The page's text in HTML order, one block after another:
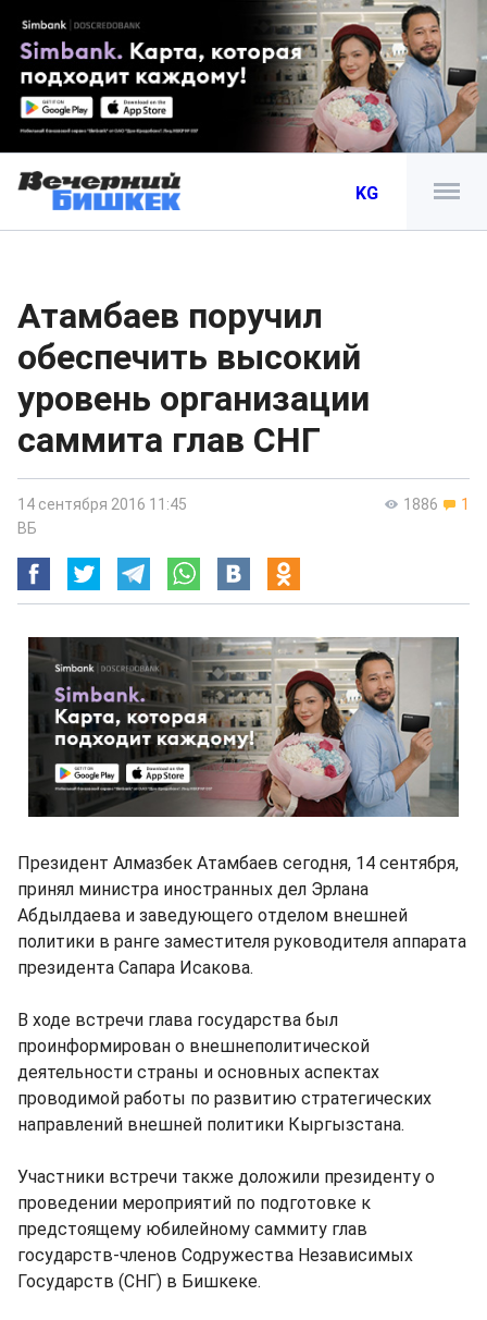
KG
Атамбаев поручил
обеспечить высокий
уровень организации
саммита глав СНГ
1886 1
14 сентября 2016 11:45
ВБ
Президент Алмазбек Атамбаев сегодня, 14 сентября,
принял министра иностранных дел Эрлана
Абдылдаева и заведующего отделом внешней
политики в ранге заместителя руководителя аппарата
президента Сапара Исакова.
В ходе встречи глава государства был
проинформирован о внешнеполитической
деятельности страны и основных аспектах
проводимой работы по развитию стратегических
направлений внешней политики Кыргызстана.
Участники встречи также доложили президенту о
проведении мероприятий по подготовке к
предстоящему юбилейному саммиту глав
государств-членов Содружества Независимых
Государств (СНГ) в Бишкеке.